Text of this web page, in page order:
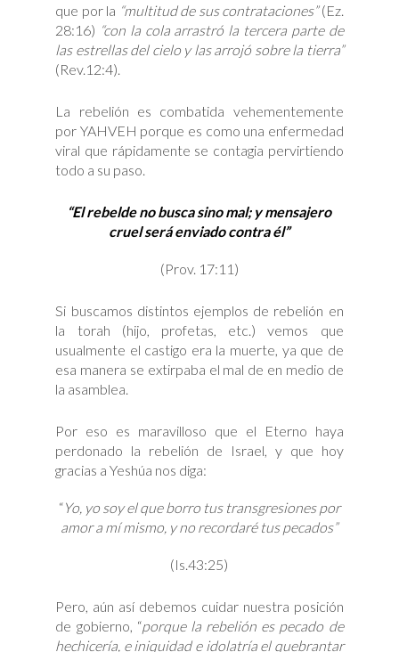
que por la “multitud de sus contrataciones”(Ez.
28:16) “con la cola arrastró la tercera parte de
las estrellas del cielo y las arrojó sobre la tierra”
(Rev.12:4).
La rebelión es combatida vehementemente
por YAHVEH porque es como una enfermedad
viral que rápidamente se contagia pervirtiendo
todo a su paso.
“El rebelde no busca sino mal; y mensajero
cruel será enviado contra él”
(Prov. 17:11)
Si buscamos distintos ejemplos de rebelión en
la torah (hijo, profetas, etc.) vemos que
usualmente el castigo era la muerte, ya que de
esa manera se extirpaba el mal de en medio de
la asamblea.
Por eso es maravilloso que el Eterno haya
perdonado la rebelión de Israel, y que hoy
gracias a Yeshúa nos diga:
“Yo, yo soy el que borro tus transgresiones por
amor a mí mismo, y no recordaré tus pecados”
(Is.43:25)
Pero, aún así debemos cuidar nuestra posición
de gobierno, “porque la rebelión es pecado de
hechicería, e iniquidad e idolatría el quebrantar